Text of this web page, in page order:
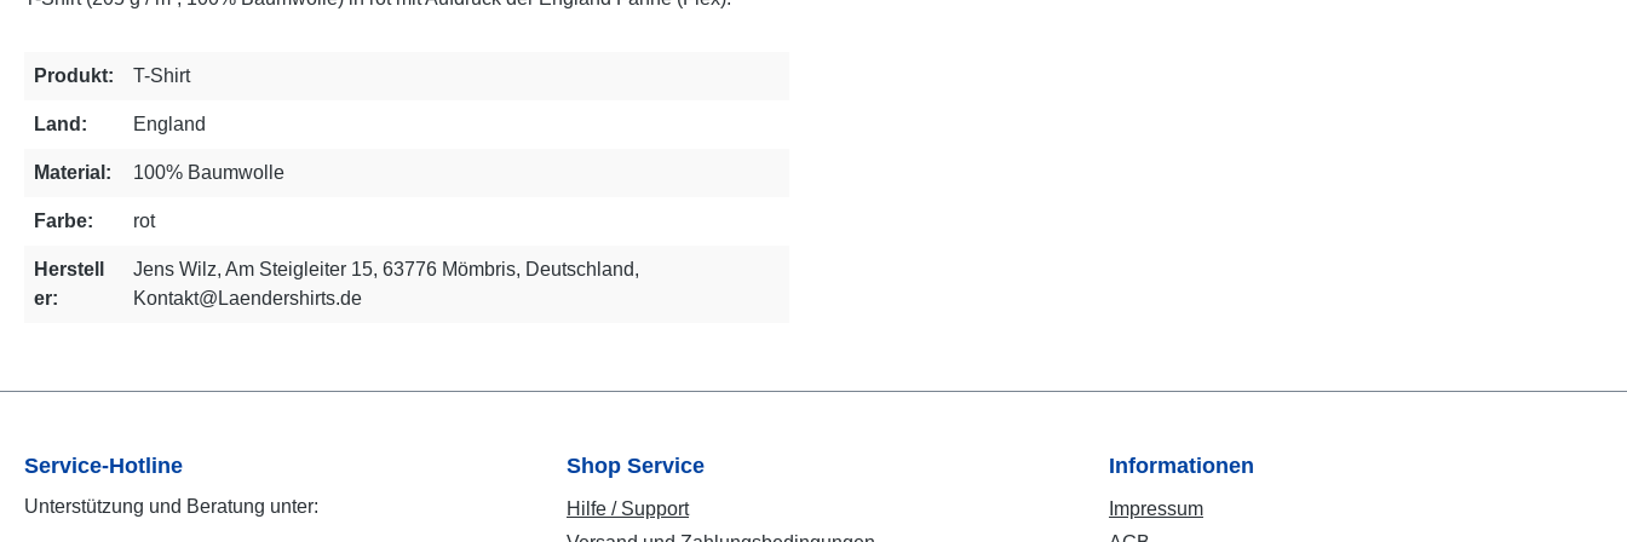
Produkt: T-Shirt
Land: England
Material: 100% Baumwolle
Farbe: rot
Herstell
er:
Jens Wilz, Am Steigleiter 15, 63776 Mömbris, Deutschland,
Kontakt@Laendershirts.de
Service-Hotline
Unterstützung und Beratung unter:
Shop Service
Hilfe / Support
Informationen
Impressum